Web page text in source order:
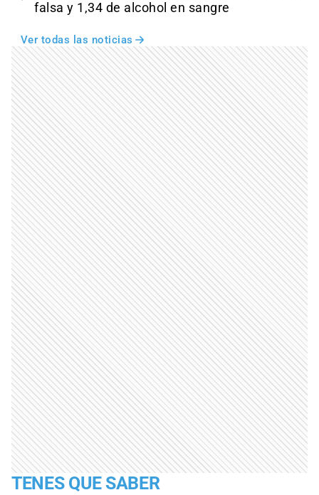
falsa y 1,34 de alcohol en sangre
Ver todas las noticias
TENES QUE SABER